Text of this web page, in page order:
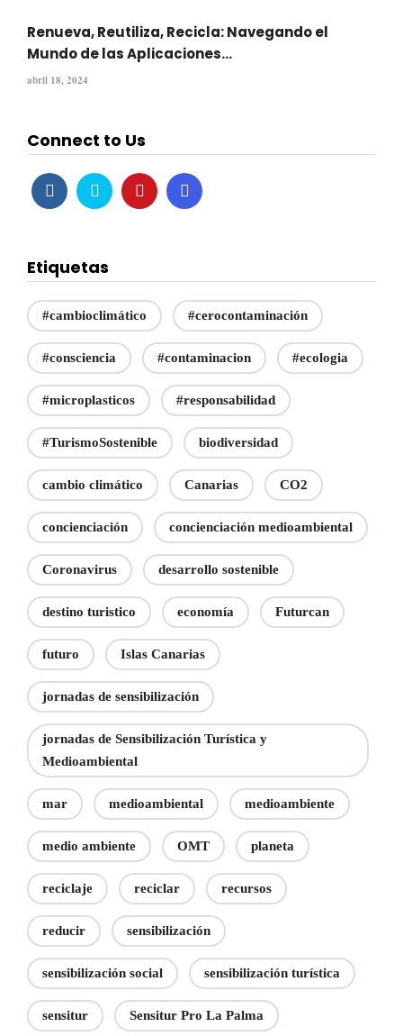
Renueva, Reutiliza, Recicla: Navegando el
Mundo de las Aplicaciones...
abril 18, 2024
Connect to Us
Etiquetas
#cambioclimático #cerocontaminación
#consciencia #contaminacion #ecologia
#microplasticos #responsabilidad
#TurismoSostenible biodiversidad
cambio climático Canarias CO2
concienciación concienciación medioambiental
Coronavirus desarrollo sostenible
destino turistico economía Futurcan
futuro Islas Canarias
jornadas de sensibilización
jornadas de Sensibilización Turística y
Medioambiental
mar medioambiental medioambiente
medio ambiente OMT planeta
reciclaje reciclar recursos
reducir sensibilización
sensibilización social sensibilización turística
sensitur Sensitur Pro La Palma